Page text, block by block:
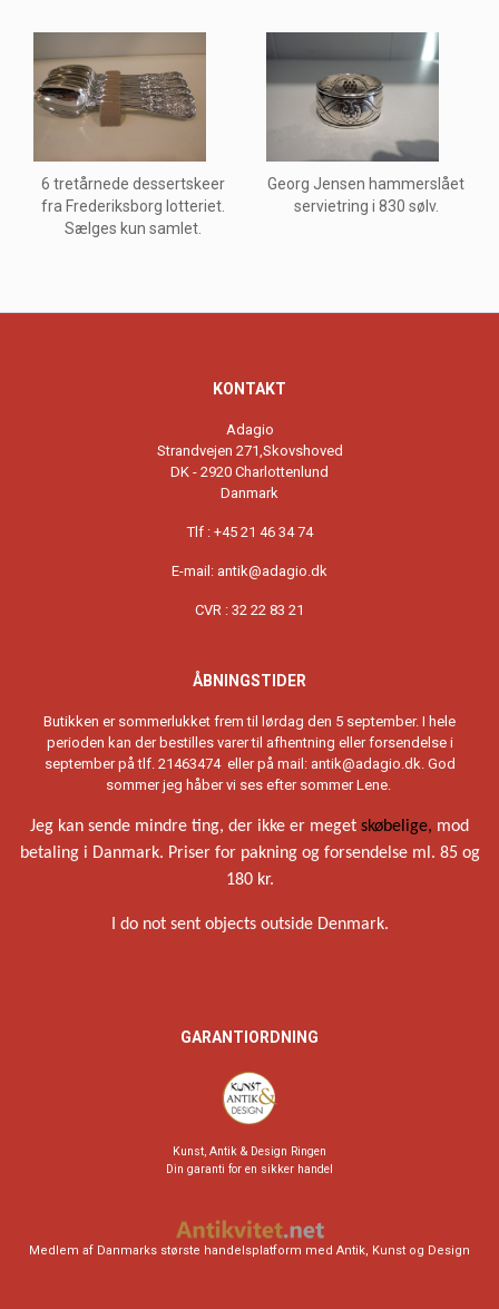
6 tretårnede dessertskeer
fra Frederiksborg lotteriet.
Sælges kun samlet.
Georg Jensen hammerslået
servietring i 830 sølv.
KONTAKT
Adagio
Strandvejen 271,Skovshoved
DK - 2920 Charlottenlund
Danmark
Tlf : +45 21 46 34 74
E-mail: antik@adagio.dk
CVR : 32 22 83 21
ÅBNINGSTIDER
Butikken er sommerlukket frem til lørdag den 5 september. I hele
perioden kan der bestilles varer til afhentning eller forsendelse i
september på tlf. 21463474 eller på mail: antik@adagio.dk. God
sommer jeg håber vi ses efter sommer Lene.
Jeg kan sende mindre ting, der ikke er meget skøbelige, mod
betaling i Danmark. Priser for pakning og forsendelse ml. 85 og
180 kr.
I do not sent objects outside Denmark.
GARANTIORDNING
Kunst, Antik & Design Ringen
Din garanti for en sikker handel
Medlem af Danmarks største handelsplatform med Antik, Kunst og Design